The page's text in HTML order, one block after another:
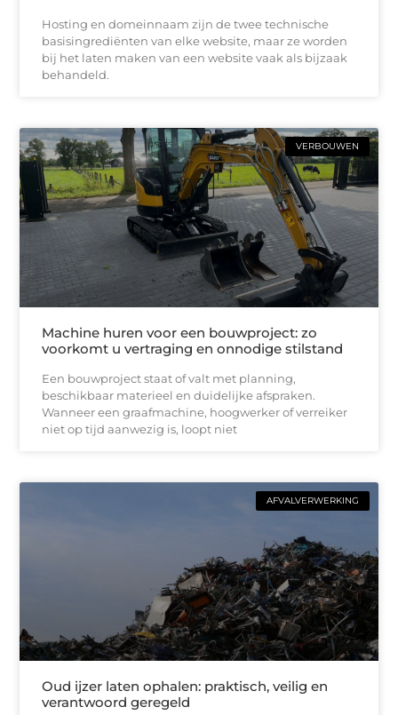
Hosting en domeinnaam zijn de twee technische
basisingrediënten van elke website, maar ze worden
bij het laten maken van een website vaak als bijzaak
behandeld.
VERBOUWEN
Machine huren voor een bouwproject: zo
voorkomt u vertraging en onnodige stilstand
Een bouwproject staat of valt met planning,
beschikbaar materieel en duidelijke afspraken.
Wanneer een graafmachine, hoogwerker of verreiker
niet op tijd aanwezig is, loopt niet
AFVALVERWERKING
Oud ijzer laten ophalen: praktisch, veilig en
verantwoord geregeld